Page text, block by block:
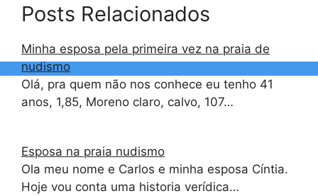
Posts Relacionados
Minha esposa pela primeira vez na praia de
nudismo
Olá, pra quem não nos conhece eu tenho 41
anos, 1,85, Moreno claro, calvo, 107…
Esposa na praia nudismo
Ola meu nome e Carlos e minha esposa Cíntia.
Hoje vou conta uma historia verídica…